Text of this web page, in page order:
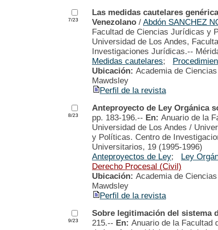
7/23
Las medidas cautelares
Venezolano / Abdón SANCHEZ
Facultad de Ciencias Jurídicas y
Universidad de Los Andes,
Investigaciones Jurídicas.--
Medidas cautelares;
Ubicación: Academia de
Mawdsley
Perfil de la revista
8/23
Anteproyecto de Ley Orgánica
pp. 183-196.-- En: Anuario de la
Universidad de Los Andes /
y Políticas. Centro de
Universitarios, 19 (1995-1996)
Anteproyectos de Ley; Ley
Derecho Procesal (Civil)
Ubicación: Academia de
Mawdsley
Perfil de la revista
9/23
Sobre legitimación del sistema
215.-- En: Anuario de la Facultad